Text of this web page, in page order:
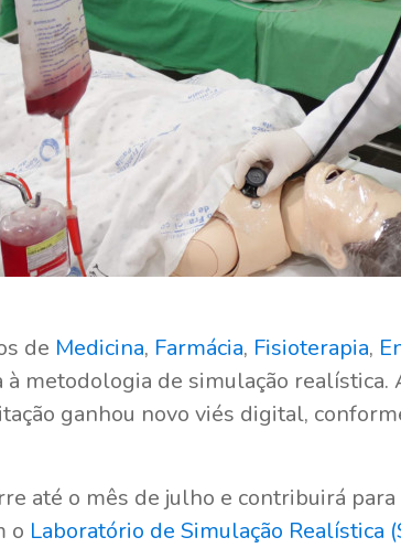
de Medicina, Farmácia, Fisioterapia,
à metodologia de simulação
ganhou novo viés digital,
até o mês de julho e contribuirá
o Laboratório de Simulação Realística